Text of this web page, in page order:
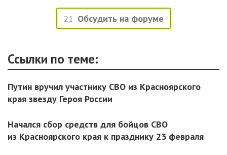
21 Обсудить на форуме
Ссылки по теме:
Путин вручил участнику СВО из Красноярского
края звезду Героя России
Начался сбор средств для бойцов СВО
из Красноярского края к празднику 23 февраля